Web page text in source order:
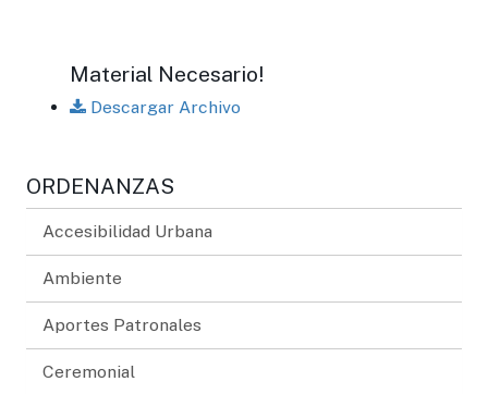
Material Necesario!
Descargar Archivo
ORDENANZAS
Accesibilidad Urbana
Ambiente
Aportes Patronales
Ceremonial